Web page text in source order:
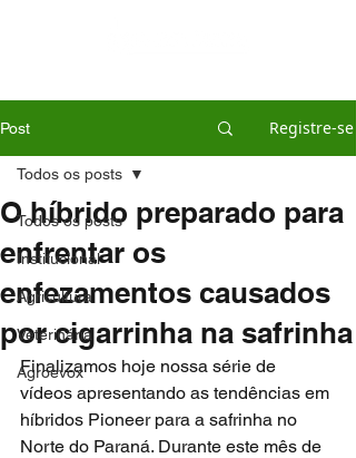
Post Registre-se
Todos os posts
Institucional
Agricultura
Veterinária
Agroevox
Todos os posts
O híbrido preparado para
enfrentar os
enfezamentos causados
por cigarrinha na safrinha
Finalizamos hoje nossa série de
vídeos apresentando as tendências em
híbridos Pioneer para a safrinha no
Norte do Paraná. Durante este mês de